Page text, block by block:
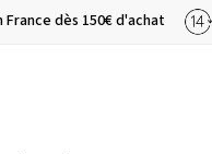
dès 150€ d'achat